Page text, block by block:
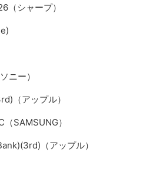
シャープ）
ニー）
（アップル）
SAMSUNG）
（アップル）